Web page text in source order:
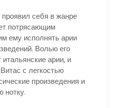
себя в жанре
потрясающим
ему исполнять арии
Волью его
арии, и
с легкостью
произведения и
нотку.